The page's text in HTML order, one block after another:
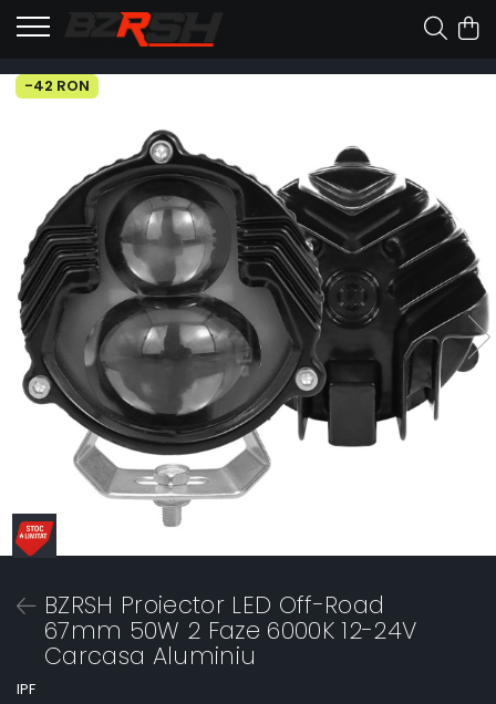
-42 RON
BZRSH Proiector LED Off-Road
67mm 50W 2 Faze 6000K 12-24V
Carcasa Aluminiu
IPF